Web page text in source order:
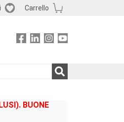
Carrello
BUONE